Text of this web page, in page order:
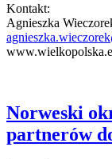
Kontakt:
Agnieszka
Norweski
partnerów